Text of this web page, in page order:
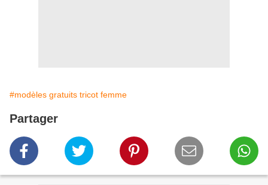
#modèles gratuits tricot femme
Partager